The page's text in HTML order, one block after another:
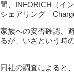
間、INFORICH（イ
シェアリング「
家族への安否確認、
るが、いざという時
同社の調査によると